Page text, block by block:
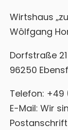
Wirtshaus
Wôlfgang
Dorfstraße 21
96250
Telefon:
E-Mail: Wir